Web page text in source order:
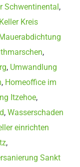
Schwentinental,
Kreis
,
, Umwandlung
, Homeoffice im
Itzehoe,
, Wasserschaden
einrichten
,
Sankt